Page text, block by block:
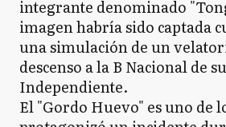
integrante denominado
imagen habría sido captada
una simulación de un
descenso a la B Nacional de
Independiente.
El "Gordo Huevo" es uno de